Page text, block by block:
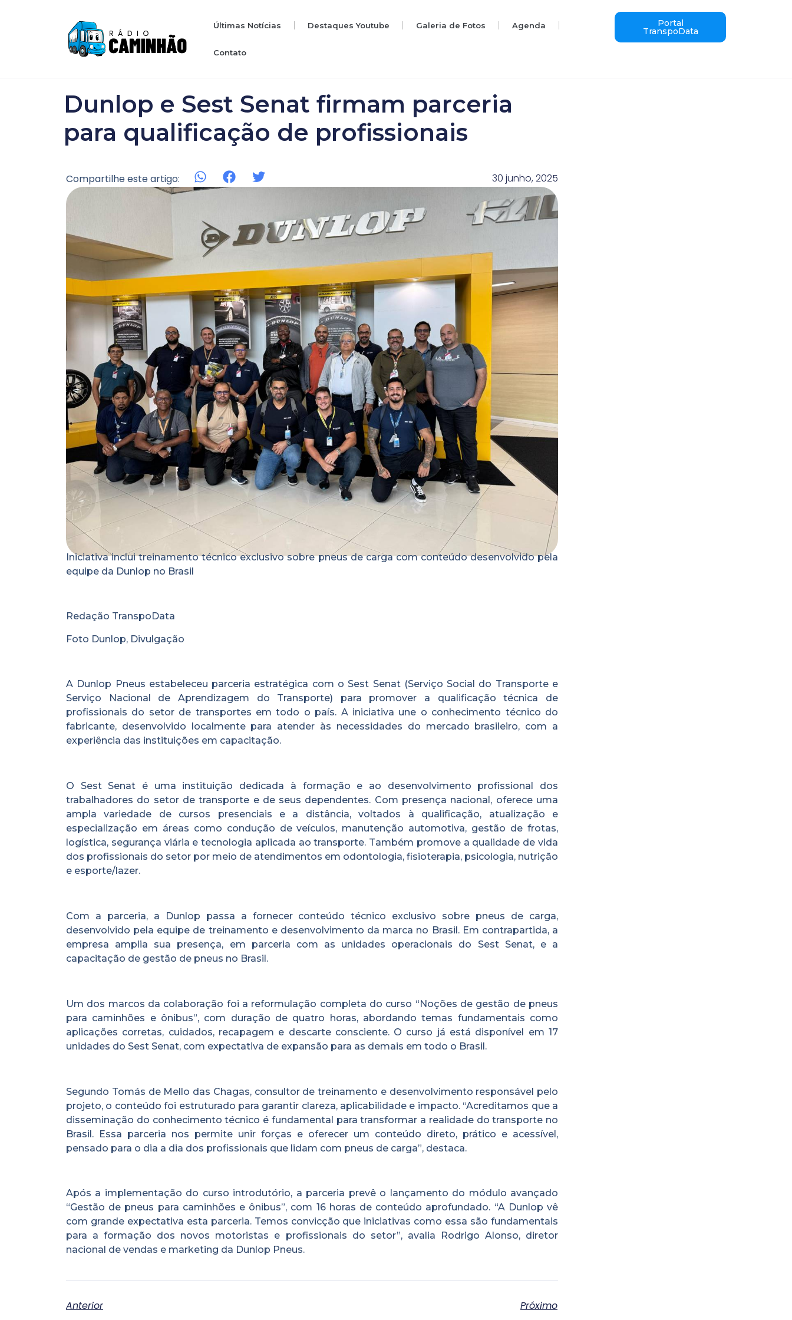
Últimas Notícias Destaques Youtube Galeria de Fotos Agenda
Contato
Portal
TranspoData
Dunlop e Sest Senat firmam parceria
para qualificação de profissionais
Compartilhe este artigo: 30 junho, 2025
Iniciativa inclui treinamento técnico exclusivo sobre pneus de carga com conteúdo desenvolvido pela
equipe da Dunlop no Brasil
Redação TranspoData
Foto Dunlop, Divulgação
A Dunlop Pneus estabeleceu parceria estratégica com o Sest Senat (Serviço Social do Transporte e
Serviço Nacional de Aprendizagem do Transporte) para promover a qualificação técnica de
profissionais do setor de transportes em todo o país. A iniciativa une o conhecimento técnico do
fabricante, desenvolvido localmente para atender às necessidades do mercado brasileiro, com a
experiência das instituições em capacitação.
O Sest Senat é uma instituição dedicada à formação e ao desenvolvimento profissional dos
trabalhadores do setor de transporte e de seus dependentes. Com presença nacional, oferece uma
ampla variedade de cursos presenciais e a distância, voltados à qualificação, atualização e
especialização em áreas como condução de veículos, manutenção automotiva, gestão de frotas,
logística, segurança viária e tecnologia aplicada ao transporte. Também promove a qualidade de vida
dos profissionais do setor por meio de atendimentos em odontologia, fisioterapia, psicologia, nutrição
e esporte/lazer.
Com a parceria, a Dunlop passa a fornecer conteúdo técnico exclusivo sobre pneus de carga,
desenvolvido pela equipe de treinamento e desenvolvimento da marca no Brasil. Em contrapartida, a
empresa amplia sua presença, em parceria com as unidades operacionais do Sest Senat, e a
capacitação de gestão de pneus no Brasil.
Um dos marcos da colaboração foi a reformulação completa do curso “Noções de gestão de pneus
para caminhões e ônibus”, com duração de quatro horas, abordando temas fundamentais como
aplicações corretas, cuidados, recapagem e descarte consciente. O curso já está disponível em 17
unidades do Sest Senat, com expectativa de expansão para as demais em todo o Brasil.
Segundo Tomás de Mello das Chagas, consultor de treinamento e desenvolvimento responsável pelo
projeto, o conteúdo foi estruturado para garantir clareza, aplicabilidade e impacto. “Acreditamos que a
disseminação do conhecimento técnico é fundamental para transformar a realidade do transporte no
Brasil. Essa parceria nos permite unir forças e oferecer um conteúdo direto, prático e acessível,
pensado para o dia a dia dos profissionais que lidam com pneus de carga”, destaca.
Após a implementação do curso introdutório, a parceria prevê o lançamento do módulo avançado
“Gestão de pneus para caminhões e ônibus”, com 16 horas de conteúdo aprofundado. “A Dunlop vê
com grande expectativa esta parceria. Temos convicção que iniciativas como essa são fundamentais
para a formação dos novos motoristas e profissionais do setor”, avalia Rodrigo Alonso, diretor
nacional de vendas e marketing da Dunlop Pneus.
Anterior Próximo